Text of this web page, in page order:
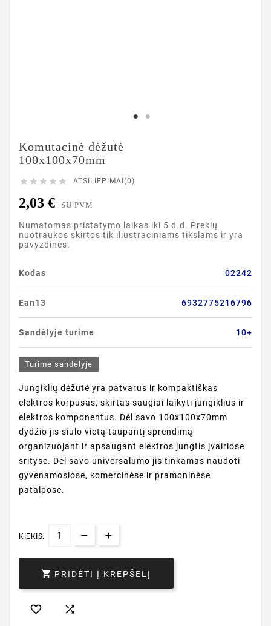
Komutacinė dėžutė
100x100x70mm
     ATSILIEPIMAI(0)
2,03 € SU PVM
Numatomas pristatymo laikas iki 5 d.d. Prekių
nuotraukos skirtos tik iliustraciniams tikslams ir yra
pavyzdinės.
Kodas 02242
Ean13 6932775216796
Sandėlyje turime 10+
Turime sandėlyje
Jungiklių dėžutė yra patvarus ir kompaktiškas
elektros korpusas, skirtas saugiai laikyti jungiklius ir
elektros komponentus. Dėl savo 100x100x70mm
dydžio jis siūlo vietą taupantį sprendimą
organizuojant ir apsaugant elektros jungtis įvairiose
srityse. Dėl savo universalumo jis tinkamas naudoti
gyvenamosiose, komercinėse ir pramoninėse
patalpose.
KIEKIS:
 PRIDĖTI Į KREPŠELĮ
 